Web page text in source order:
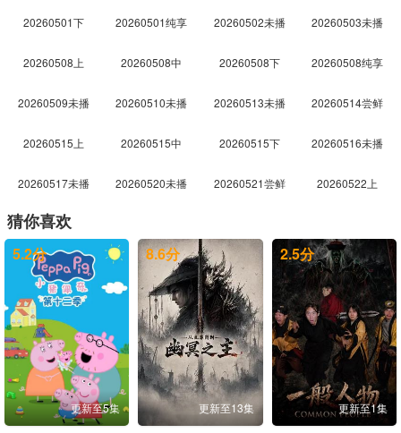
20260501下 20260501纯享 20260502未播 20260503未播
20260508上 20260508中 20260508下 20260508纯享
20260509未播 20260510未播 20260513未播 20260514尝鲜
20260515上 20260515中 20260515下 20260516未播
20260517未播 20260520未播 20260521尝鲜 20260522上
20260522中
20260523段奥娟个人舞台合集 20260523高瑞璇个人舞台合集 20260523康子奇个人舞台合集 20260523鹭卓个人舞台合集
20260523马小宇个人舞台合集 20260523欧阳娣娣个人舞台合集 20260523邵子恒个人舞台合集 20260523王安宇个人舞台合集
20260523王晓赟子个人舞台合集 20260523吴俊霆个人舞台合集 20260523希林娜依·高个人舞台合集 20260523谢可寅Shaking Chloe个人舞台合集
20260523徐艺洋个人舞台合集 20260523许馨文个人舞台合集 20260523姚弛个人舞台合集
20260523余宇涵个人舞台合集 20260523袁一琦个人舞台合集 20260523钟辰乐个人舞台合集 20260523en王翊恩个人舞台合集
猜你喜欢
5.2分
更新至5集
8.6分
更新至13集
2.5分
更新至1集